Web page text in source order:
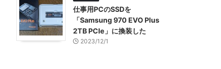
仕事用PCのSSDを
「Samsung 970 EVO Plus
2TB PCIe」に換装した
2023/12/1